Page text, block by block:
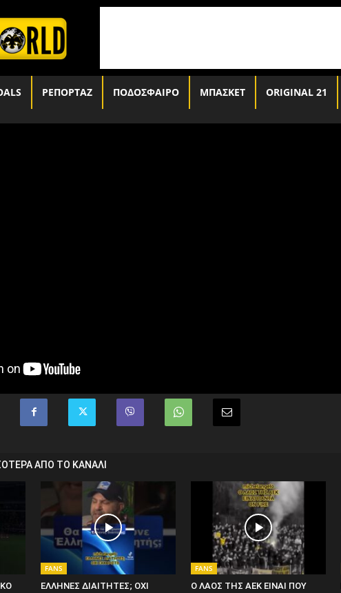
ΡΕΠΟΡΤΑΖ ΠΟΔΟΣΦΑΙΡΟ ΜΠΑΣΚΕΤ ORIGINAL 21
ΑΠΟ ΤΟ ΚΑΝΑΛΙ
FANS
ΕΛΛΗΝΕΣ ΔΙΑΙΤΗΤΕΣ; ΟΧΙ
FANS
Ο ΛΑΟΣ ΤΗΣ ΑΕΚ ΕΙΝΑΙ ΠΟΥ